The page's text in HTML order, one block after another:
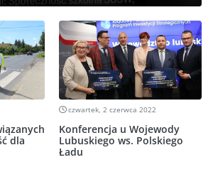
dla
czwartek, 2 czerwca 2022
Konferencja u Wojewody
Lubuskiego ws. Polskiego
Ładu